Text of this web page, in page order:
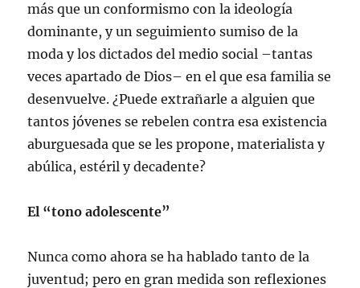
más que un conformismo con la ideología
dominante, y un seguimiento sumiso de la
moda y los dictados del medio social –tantas
veces apartado de Dios– en el que esa familia se
desenvuelve. ¿Puede extrañarle a alguien que
tantos jóvenes se rebelen contra esa existencia
aburguesada que se les propone, materialista y
abúlica, estéril y decadente?
El “tono adolescente”
Nunca como ahora se ha hablado tanto de la
juventud; pero en gran medida son reflexiones